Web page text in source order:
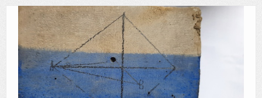
MUSÉE GRÉTRY
MUSÉE DU LUMINAIRE
FONDS PATRIMONIAUX
AUTRES LIEUX